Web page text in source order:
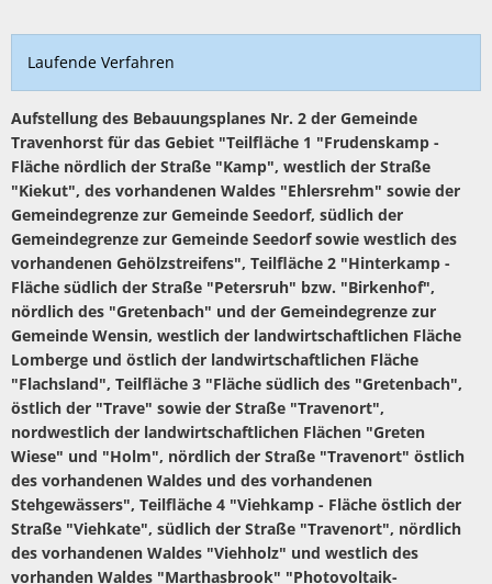
Laufende Verfahren
Aufstellung des Bebauungsplanes Nr. 2 der Gemeinde
Travenhorst für das Gebiet "Teilfläche 1 "Frudenskamp -
Fläche nördlich der Straße "Kamp", westlich der Straße
"Kiekut", des vorhandenen Waldes "Ehlersrehm" sowie der
Gemeindegrenze zur Gemeinde Seedorf, südlich der
Gemeindegrenze zur Gemeinde Seedorf sowie westlich des
vorhandenen Gehölzstreifens", Teilfläche 2 "Hinterkamp -
Fläche südlich der Straße "Petersruh" bzw. "Birkenhof",
nördlich des "Gretenbach" und der Gemeindegrenze zur
Gemeinde Wensin, westlich der landwirtschaftlichen Fläche
Lomberge und östlich der landwirtschaftlichen Fläche
"Flachsland", Teilfläche 3 "Fläche südlich des "Gretenbach",
östlich der "Trave" sowie der Straße "Travenort",
nordwestlich der landwirtschaftlichen Flächen "Greten
Wiese" und "Holm", nördlich der Straße "Travenort" östlich
des vorhandenen Waldes und des vorhandenen
Stehgewässers", Teilfläche 4 "Viehkamp - Fläche östlich der
Straße "Viehkate", südlich der Straße "Travenort", nördlich
des vorhandenen Waldes "Viehholz" und westlich des
vorhanden Waldes "Marthasbrook" "Photovoltaik-